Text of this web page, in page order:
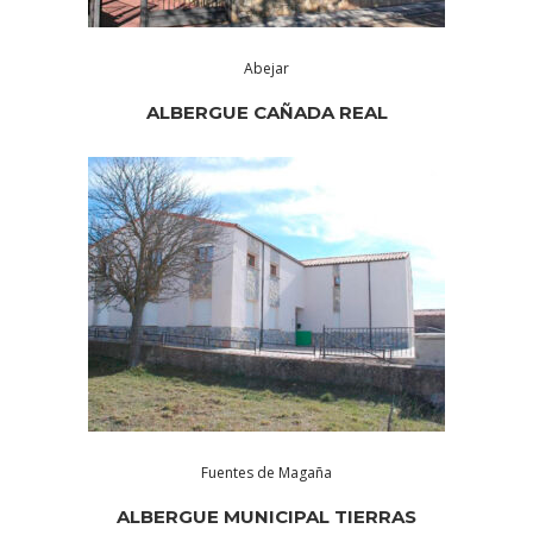
Abejar
ALBERGUE CAÑADA REAL
Fuentes de Magaña
ALBERGUE MUNICIPAL TIERRAS